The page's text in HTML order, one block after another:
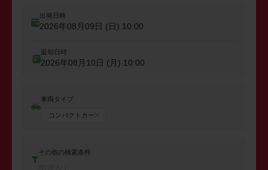
出発日時
2026年08月09日 (日) 10:00
返却日時
2026年08月10日 (月) 10:00
車両タイプ
コンパクトカー
その他の検索条件